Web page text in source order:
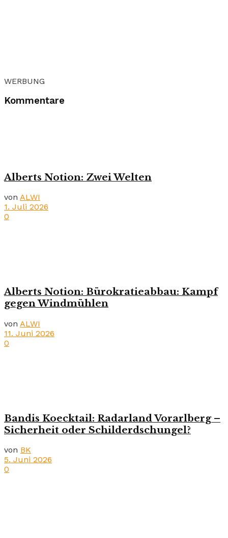
WERBUNG
Kommentare
Alberts Notion: Zwei Welten
von ALWI
1. Juli 2026
0
Alberts Notion: Bürokratieabbau: Kampf
gegen Windmühlen
von ALWI
11. Juni 2026
0
Bandis Koecktail: Radarland Vorarlberg –
Sicherheit oder Schilderdschungel?
von BK
5. Juni 2026
0